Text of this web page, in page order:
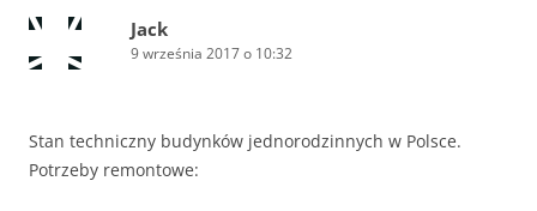
Jack
9 września 2017 o 10:32
Stan techniczny budynków jednorodzinnych w Polsce.
Potrzeby remontowe: